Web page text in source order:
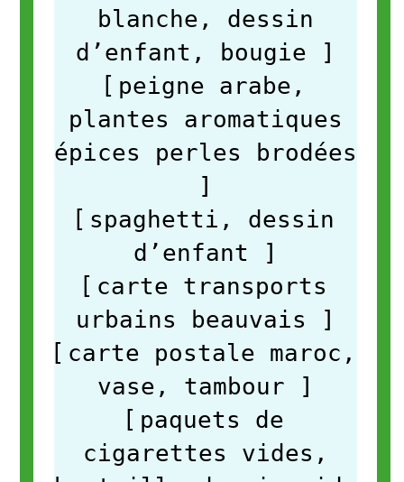
blanche, dessin
d’enfant, bougie
]
[ peigne arabe,
plantes aromatiques
épices perles brodées
]
[ spaghetti, dessin
d’enfant
]
[ carte transports
urbains beauvais
]
[ carte postale maroc,
vase, tambour
]
[ paquets de
cigarettes vides,